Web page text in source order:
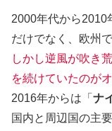
2000年代から2010
だけでなく、欧州
しかし逆風が吹き
を続けていたのが
2016年からは「 ナ
国内と周辺国の主